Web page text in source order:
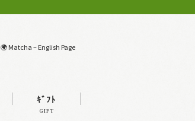
🌍 Matcha – English Page
ｷﾞﾌﾄ
GIFT